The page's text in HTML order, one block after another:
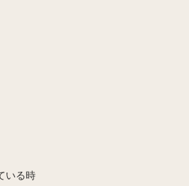
いる時